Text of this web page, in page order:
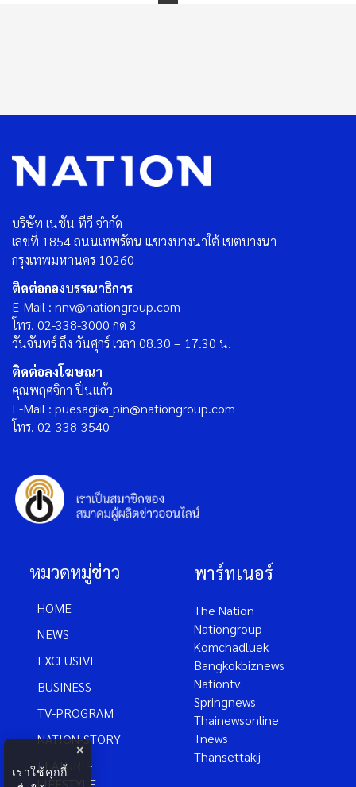
บริษัท เนชั่น ทีวี จำกัด
เลขที่ 1854 ถนนเทพรัตน แขวงบางนาใต้ เขตบางนา
กรุงเทพมหานคร 10260
ติดต่อกองบรรณาธิการ
E-Mail : nnv@nationgroup.com
โทร. 02-338-3000 กด 3
วันจันทร์ ถึง วันศุกร์ เวลา 08.30 – 17.30 น.
ติดต่อลงโฆษณา
คุณพฤศจิกา ปิ่นแก้ว
E-Mail : puesagika_pin@nationgroup.com
โทร. 02-338-3540
หมวดหมู่ข่าว
HOME
NEWS
EXCLUSIVE
BUSINESS
TV-PROGRAM
NATION-STORY
FEATURE-
พาร์ทเนอร์
The Nation
Nationgroup
Komchadluek
Bangkokbiznews
Nationtv
Springnews
Thainewsonline
Tnews
Thansettakij
×
เราใช้คุกกี้